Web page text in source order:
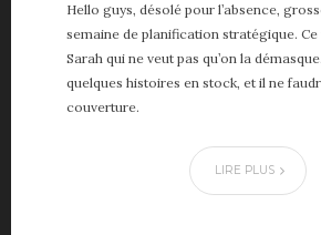
Hello guys, désolé pour l’absence,
semaine de planification stratégique.
Sarah qui ne veut pas qu’on la
quelques histoires en stock, et il ne
couverture.
LIRE PLUS